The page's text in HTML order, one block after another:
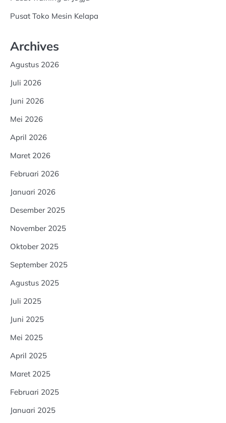
Pusat Toko Mesin Kelapa
Archives
Agustus 2026
Juli 2026
Juni 2026
Mei 2026
April 2026
Maret 2026
Februari 2026
Januari 2026
Desember 2025
November 2025
Oktober 2025
September 2025
Agustus 2025
Juli 2025
Juni 2025
Mei 2025
April 2025
Maret 2025
Februari 2025
Januari 2025